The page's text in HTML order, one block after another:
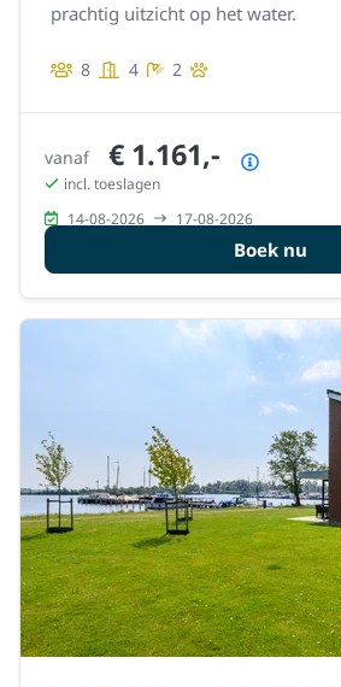
prachtig uitzicht op het water.
8 4 2
vanaf € 1.161,-
incl. toeslagen
14-08-2026
17-08-2026
Boek nu